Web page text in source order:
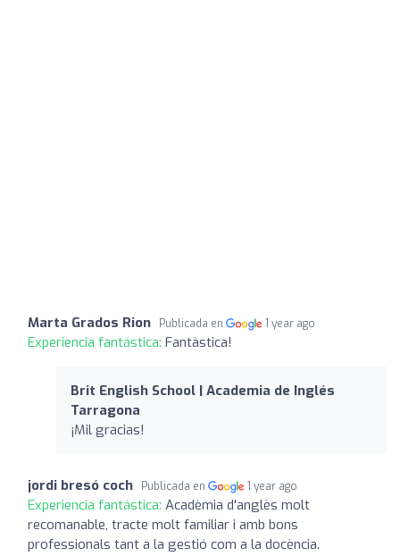
Marta Grados Rion Publicada en 1 year ago
Experiencia fantástica: Fantàstica!
Brit English School | Academia de Inglés
Tarragona
¡Mil gracias!
jordi bresó coch Publicada en 1 year ago
Experiencia fantástica: Acadèmia d'anglès molt
recomanable, tracte molt familiar i amb bons
professionals tant a la gestió com a la docència.